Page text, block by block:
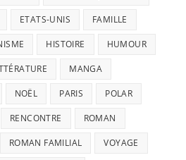
ETATS-UNIS FAMILLE
HISTOIRE HUMOUR
MANGA
NOËL PARIS POLAR
RENCONTRE ROMAN
ROMAN FAMILIAL VOYAGE